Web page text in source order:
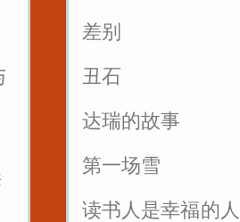
差别
丑石
达瑞的故事
第一场雪
读书人是幸福的人